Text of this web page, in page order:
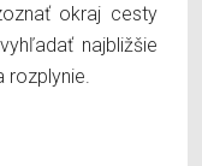
okraj cesty
najbližšie